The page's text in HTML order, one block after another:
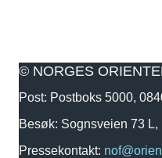
© NORGES
Post: Postboks 5000,
Besøk: Sognsveien 73
Pressekontakt: